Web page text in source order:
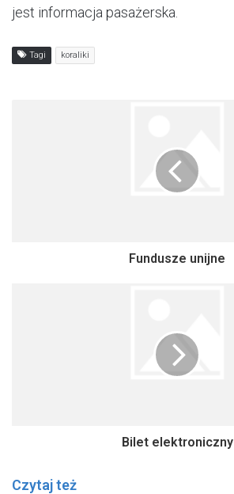
jest informacja pasażerska.
Tagi koraliki
Fundusze unijne
Bilet elektroniczny
Czytaj też